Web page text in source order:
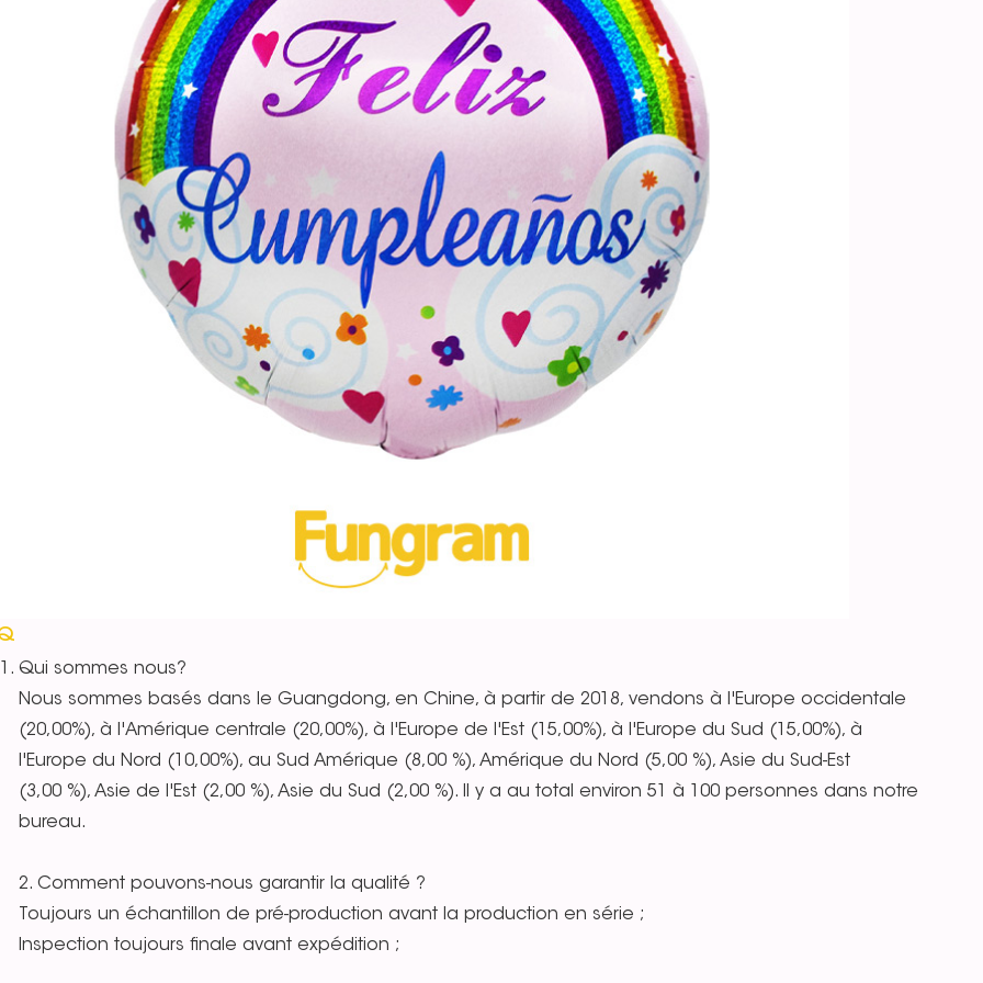
Qui sommes nous?
Nous sommes basés dans le Guangdong, en Chine, à partir de 2018, vendons à l'Europe occidentale
(20,00%), à l'Amérique centrale (20,00%), à l'Europe de l'Est (15,00%), à l'Europe du Sud (15,00%), à
l'Europe du Nord (10,00%), au Sud Amérique (8,00 %), Amérique du Nord (5,00 %), Asie du Sud-Est
(3,00 %), Asie de l'Est (2,00 %), Asie du Sud (2,00 %). Il y a au total environ 51 à 100 personnes dans notre
bureau.
2. Comment pouvons-nous garantir la qualité ?
Toujours un échantillon de pré-production avant la production en série ;
Inspection toujours finale avant expédition ;